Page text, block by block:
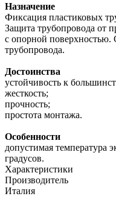
Назначение
Фиксация пластиковых
Защита трубопровода от
с опорной
трубопровода.
Достоинства
устойчивость к
жесткость;
прочность;
простота монтажа.
Особенности
допустимая температура
градусов.
Характеристики
Производитель
Италия